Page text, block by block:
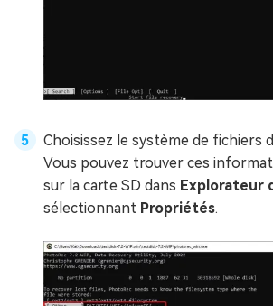
Choisissez le système de fichiers
Vous pouvez trouver ces
sur la carte SD dans Explorateur
sélectionnant Propriétés.